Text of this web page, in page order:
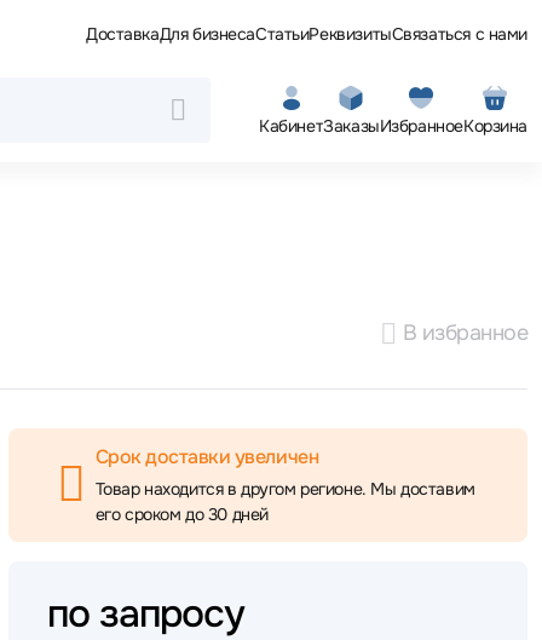
ДоставкаДля бизнесаСтатьиРеквизитыСвязаться с нами
КабинетЗаказыИзбранноеКорзина
В избранное
Срок доставки увеличен
Товар находится в другом регионе. Мы доставим
его сроком до 30 дней
по запросу